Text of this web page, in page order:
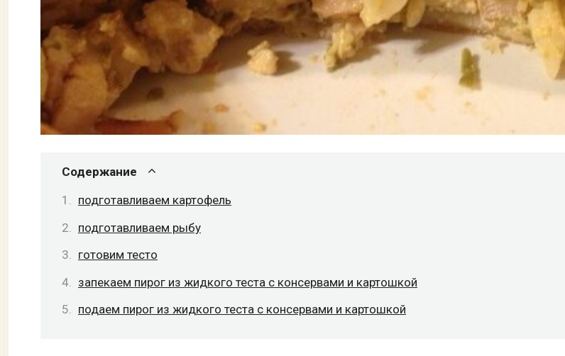
Содержание
подготавливаем картофель
подготавливаем рыбу
готовим тесто
запекаем пирог из жидкого теста с консервами и картошкой
подаем пирог из жидкого теста с консервами и картошкой